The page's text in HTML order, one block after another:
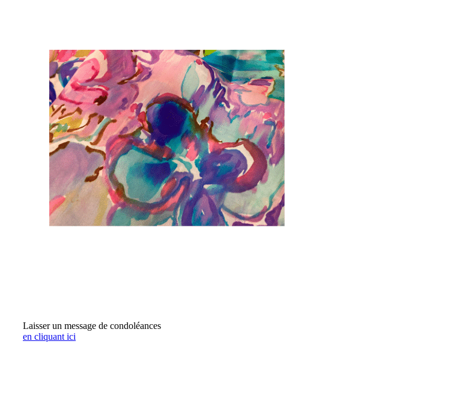
Laisser un message de condoléances
en cliquant ici